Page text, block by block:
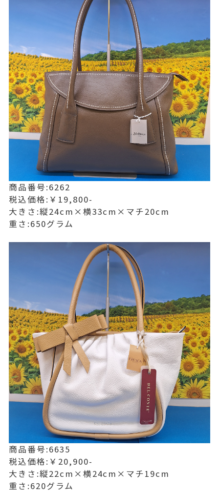
商品番号:6262
税込価格:￥19,800-
大きさ:縦24cm×横33cm×マチ20cm
重さ:650グラム
商品番号:6635
税込価格:￥20,900-
大きさ:縦22cm×横24cm×マチ19cm
重さ:620グラム